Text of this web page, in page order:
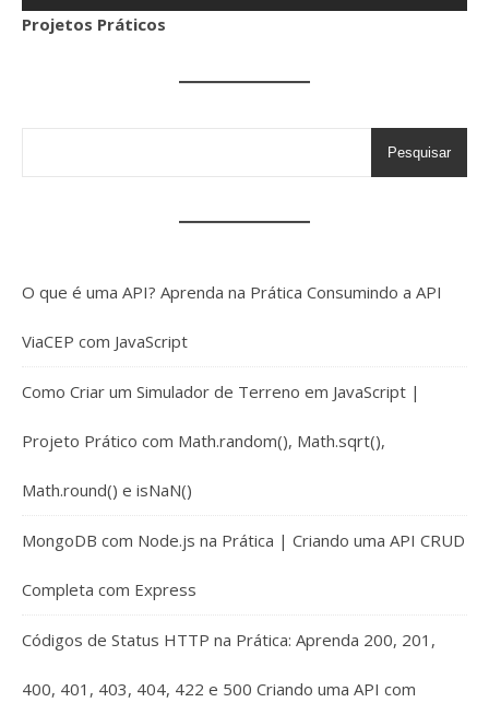
Projetos Práticos
Pesquisar
O que é uma API? Aprenda na Prática Consumindo a API
ViaCEP com JavaScript
Como Criar um Simulador de Terreno em JavaScript |
Projeto Prático com Math.random(), Math.sqrt(),
Math.round() e isNaN()
MongoDB com Node.js na Prática | Criando uma API CRUD
Completa com Express
Códigos de Status HTTP na Prática: Aprenda 200, 201,
400, 401, 403, 404, 422 e 500 Criando uma API com